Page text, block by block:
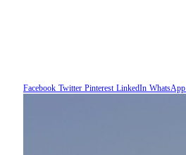
Facebook Twitter Pinterest LinkedIn WhatsApp